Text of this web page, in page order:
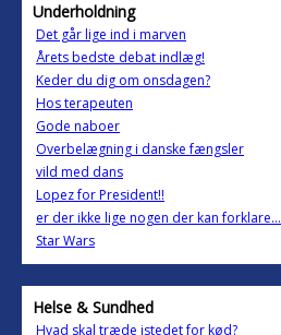
Underholdning
Det går lige ind i marven
Årets bedste debat indlæg!
Keder du dig om onsdagen?
Hos terapeuten
Gode naboer
Overbelægning i danske fængsler
vild med dans
Lopez for President!!
er der ikke lige nogen der kan forklare...
Star Wars
Helse & Sundhed
Hvad skal træde istedet for kød?